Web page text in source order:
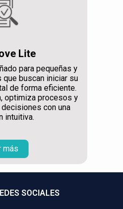
Lite
para pequeñas y
buscan iniciar su
de forma eficiente.
optimiza procesos y
con una
intuitiva.
más
SOCIALES